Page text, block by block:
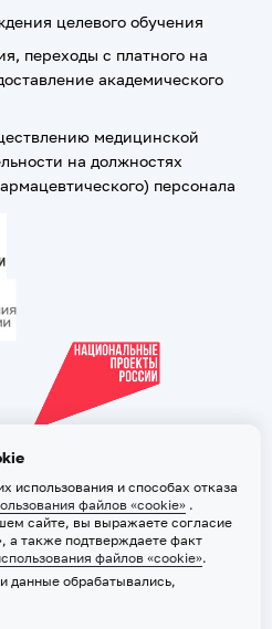
целевого обучения
переходы с платного на
академического
медицинской
на должностях
персонала
данных
использования и способах отказа
файлов «cookie» .
сайте, вы выражаете согласие
а также подтверждаете факт
файлов «cookie».
данные обрабатывались,